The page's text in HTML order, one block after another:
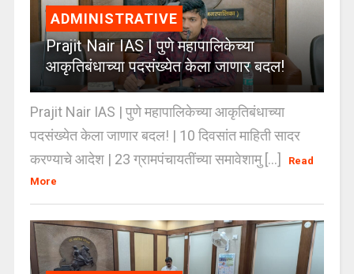
ADMINISTRATIVE
Prajit Nair IAS | पुणे महापालिकेच्या
आकृतिबंधाच्या पदसंख्येत केला जाणार बदल!
Prajit Nair IAS | पुणे महापालिकेच्या आकृतिबंधाच्या
पदसंख्येत केला जाणार बदल! | 10 दिवसांत माहिती सादर
करण्याचे आदेश | 23 ग्रामपंचायतींच्या समावेशामु [...]
Read
More